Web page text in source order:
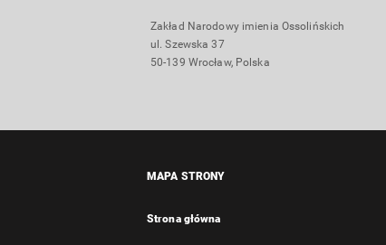
Zakład Narodowy imienia Ossolińskich
ul. Szewska 37
50-139 Wrocław, Polska
MAPA STRONY
Strona główna